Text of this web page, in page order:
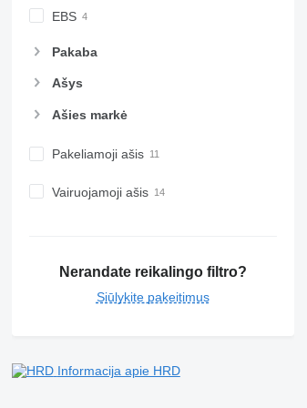
EBS
Pakaba
Ašys
Ašies markė
Pakeliamoji ašis
Vairuojamoji ašis
Nerandate reikalingo filtro?
Siūlykite pakeitimus
Informacija apie HRD